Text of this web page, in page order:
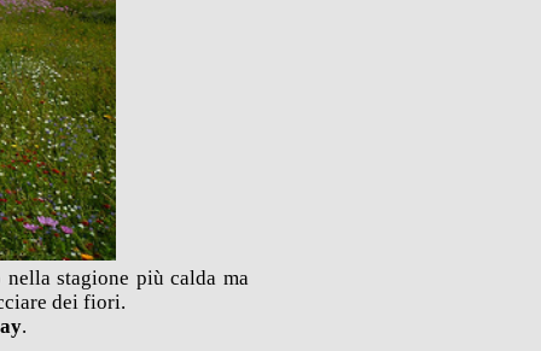
stagione più calda ma
dei fiori.
.